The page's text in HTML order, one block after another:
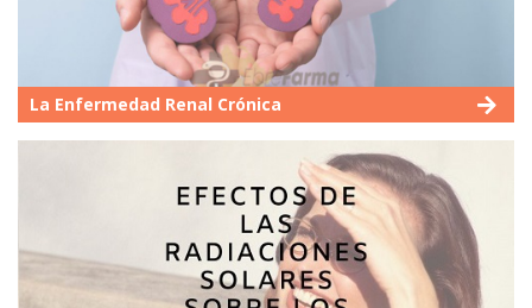
La Enfermedad Renal Crónica